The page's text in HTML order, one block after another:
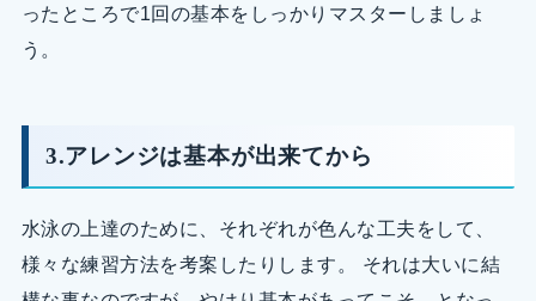
ったところで1回の基本をしっかりマスターしましょ
う。
3.アレンジは基本が出来てから
水泳の上達のために、それぞれが色んな工夫をして、
様々な練習方法を考案したりします。 それは大いに結